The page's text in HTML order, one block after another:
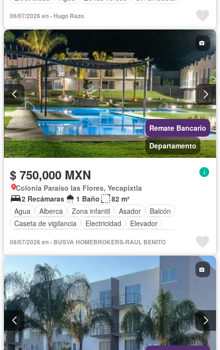
06/07/2026 en - Hugo Razo
Remate Bancario
Departamento
$ 750,000 MXN
Colonia Paraíso las Flores, Yecapixtla
2 Recámaras
1 Baño
82 m²
Agua
Alberca Zona infantil Asador
Balcón
Caseta de vigilancia
Electricidad
Elevador
Sala polivalente
Vista panorámica Wifi
Zonas verdes
08/07/2026 en - BUSVA HOMEBROKERS-RAUL BENITO